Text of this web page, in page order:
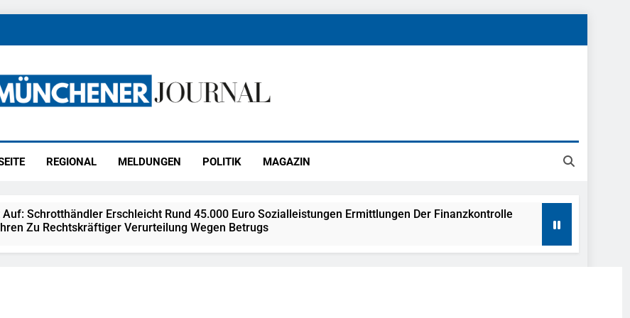
REGIONAL MELDUNGEN POLITIK MAGAZIN
Auf: Schrotthändler Erschleicht Rund 45.000 Euro Sozialleistungen Ermittlungen Der Finanzkontrolle
Zu Rechtskräftiger Verurteilung Wegen Betrugs